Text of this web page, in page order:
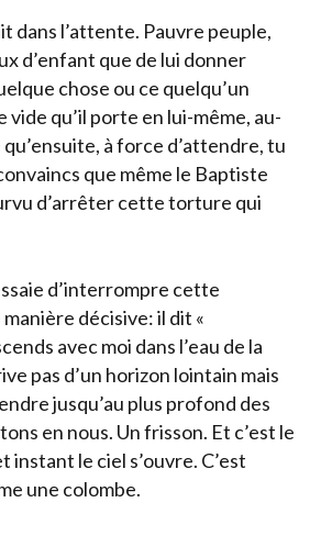
dans l’attente. Pauvre peuple,
d’enfant que de lui donner
chose ou ce quelqu’un
vide qu’il porte en lui-même, au-
à force d’attendre, tu
que même le Baptiste
d’arrêter cette torture qui
d’interrompre cette
décisive: il dit «
avec moi dans l’eau de la
pas d’un horizon lointain mais
jusqu’au plus profond des
en nous. Un frisson. Et c’est le
instant le ciel s’ouvre. C’est
une colombe.